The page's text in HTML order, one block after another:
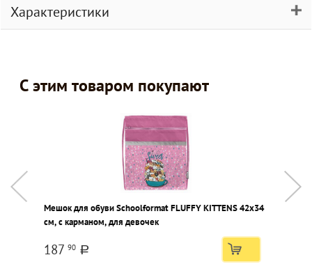
Характеристики
С этим товаром покупают
Мешок для обуви Schoolformat FLUFFY KITTENS 42х34
см, с карманом, для девочек
187 90 a